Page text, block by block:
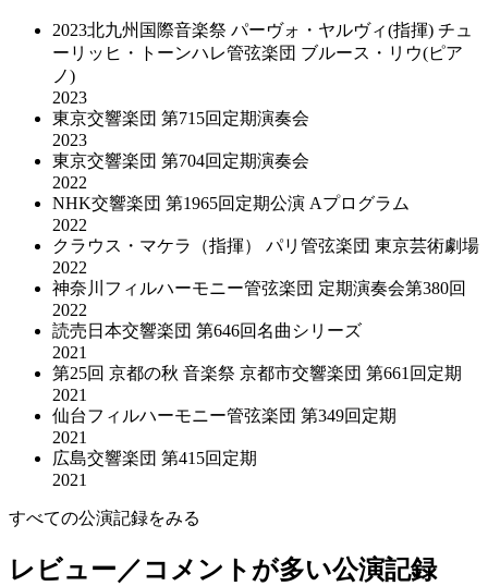
2023北九州国際音楽祭 パーヴォ・ヤルヴィ(指揮) チュ
ーリッヒ・トーンハレ管弦楽団 ブルース・リウ(ピア
ノ)
2023
東京交響楽団 第715回定期演奏会
2023
東京交響楽団 第704回定期演奏会
2022
NHK交響楽団 第1965回定期公演 Aプログラム
2022
クラウス・マケラ（指揮） パリ管弦楽団 東京芸術劇場
2022
神奈川フィルハーモニー管弦楽団 定期演奏会第380回
2022
読売日本交響楽団 第646回名曲シリーズ
2021
第25回 京都の秋 音楽祭 京都市交響楽団 第661回定期
2021
仙台フィルハーモニー管弦楽団 第349回定期
2021
広島交響楽団 第415回定期
2021
すべての公演記録をみる
レビュー／コメントが多い公演記録